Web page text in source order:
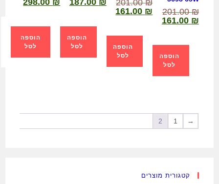
201.00₪
161.00 ₪
הוספה
לסל
201.00₪
161.00 ₪
הוספה
לסל
הוספה
לסל
הוספה
לסל
→
1
2
קטגורית מוצרים